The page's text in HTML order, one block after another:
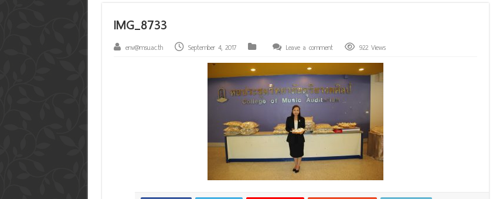
IMG_8733
env@msu.ac.th September 4, 2017 Leave a comment 922 Views